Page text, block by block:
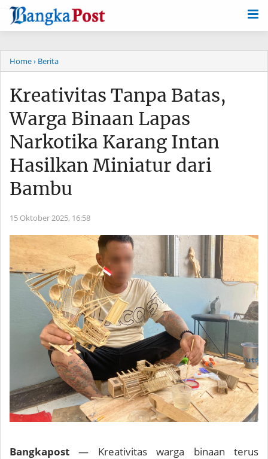
-->
Home› Berita
Kreativitas Tanpa Batas,
Warga Binaan Lapas
Narkotika Karang Intan
Hasilkan Miniatur dari
Bambu
15 Oktober 2025, 16:58
Bangkapost— Kreativitas warga binaan terus